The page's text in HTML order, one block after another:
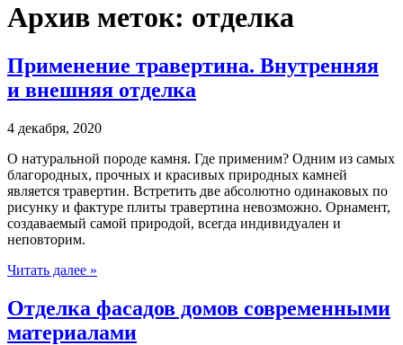
Архив меток: отделка
Применение травертина. Внутренняя
и внешняя отделка
4 декабря, 2020
О натуральной породе камня. Где применим? Одним из самых
благородных, прочных и красивых природных камней
является травертин. Встретить две абсолютно одинаковых по
рисунку и фактуре плиты травертина невозможно. Орнамент,
создаваемый самой природой, всегда индивидуален и
неповторим.
Читать далее »
Отделка фасадов домов современными
материалами